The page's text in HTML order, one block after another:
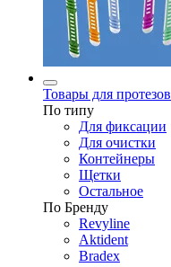
Товары для протезов
По типу
Для фиксации
Для очистки
Контейнеры
Щетки
Остальное
По Бренду
Revyline
Aktident
Bradex